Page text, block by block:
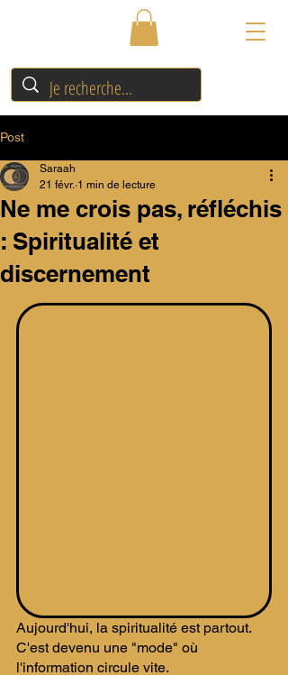
Post
Ne me crois pas, réfléchis
: Spiritualité et
discernement
Saraah
21 févr. 1 min de lecture
Aujourd'hui, la spiritualité est partout.
C'est devenu une "mode" où
l'information circule vite.